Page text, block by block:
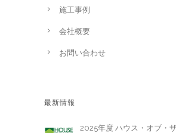
施工事例
会社概要
お問い合わせ
最新情報
2025年度 ハウス・オブ・